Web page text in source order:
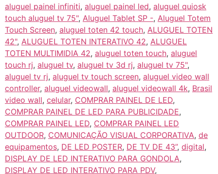
aluguel painel infiniti, aluguel painel led, aluguel quiosk
touch aluguel tv 75", Aluguel Tablet SP -, Aluguel Totem
Touch Screen, aluguel toten 42 touch, ALUGUEL TOTEN
42", ALUGUEL TOTEN INTERATIVO 42, ALUGUEL
TOTEN MULTIMIDIA 42, aluguel toten touch, aluguel
touch rj, aluguel tv, aluguel tv 3d rj, aluguel tv 75",
aluguel tv rj, aluguel tv touch screen, aluguel video wall
controller, aluguel videowall, aluguel videowall 4k, Brasil
video wall, celular, COMPRAR PAINEL DE LED,
COMPRAR PAINEL DE LED PARA PUBLICIDADE,
COMPRAR PAINEL LED, COMPRAR PAINEL LED
OUTDOOR, COMUNICAÇÃO VISUAL CORPORATIVA, de
equipamentos, DE LED POSTER, DE TV DE 43”, digital,
DISPLAY DE LED INTERATIVO PARA GONDOLA,
DISPLAY DE LED INTERATIVO PARA PDV,